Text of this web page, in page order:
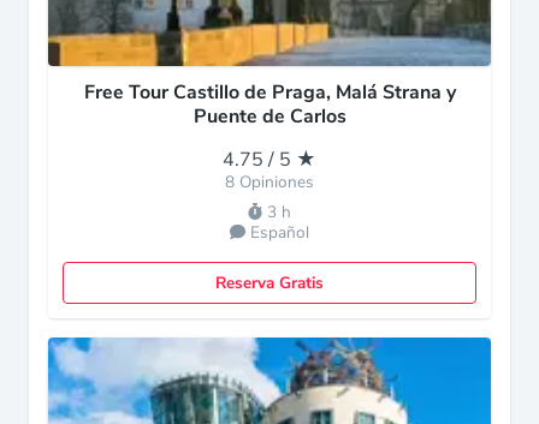
Free Tour Castillo de Praga, Malá Strana y
Puente de Carlos
4.75 / 5 ★
8 Opiniones
3 h
Español
Reserva Gratis